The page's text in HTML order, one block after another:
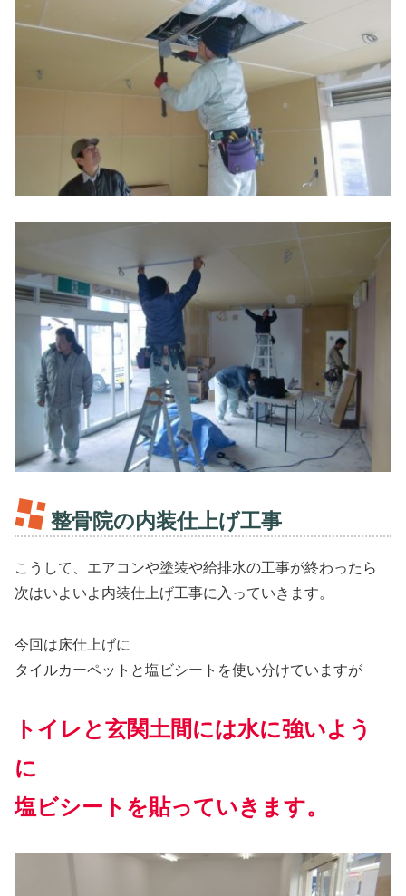
整骨院の内装仕上げ工事
こうして、エアコンや塗装や給排水の工事が終わったら
次はいよいよ内装仕上げ工事に入っていきます。
今回は床仕上げに
タイルカーペットと塩ビシートを使い分けていますが
トイレと玄関土間には水に強いよう
に
塩ビシートを貼っていきます。